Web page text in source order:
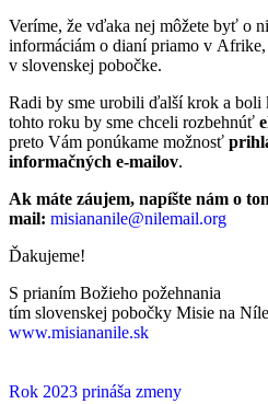
Veríme, že vďaka nej môžete byť o
informáciám o dianí priamo v
v slovenskej pobočke.
Radi by sme urobili ďalší krok a boli
tohto roku by sme chceli rozbehnúť
preto Vám ponúkame možnosť
informačných e-mailov.
Ak máte záujem, napíšte nám o
mail: misiananile@nilemail.org
Ďakujeme!
S prianím Božieho požehnania
tím slovenskej pobočky Misie na Níle
www.misiananile.sk
Rok 2023 prináša zmeny